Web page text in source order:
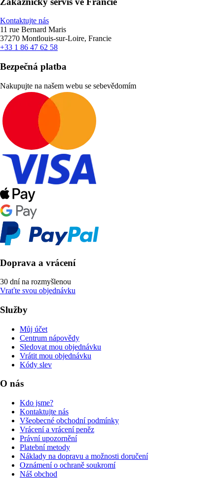
Kontaktujte nás
11 rue Bernard Maris
37270 Montlouis-sur-Loire, Francie
+33 1 86 47 62 58
Bezpečná platba
Nakupujte na našem webu se sebevědomím
Doprava a vrácení
30 dní na rozmyšlenou
Vraťte svou objednávku
Služby
Můj účet
Centrum nápovědy
Sledovat mou objednávku
Vrátit mou objednávku
Kódy slev
O nás
Kdo jsme?
Kontaktujte nás
Všeobecné obchodní podmínky
Vrácení a vrácení peněz
Právní upozornění
Platební metody
Náklady na dopravu a možnosti doručení
Oznámení o ochraně soukromí
Náš obchod